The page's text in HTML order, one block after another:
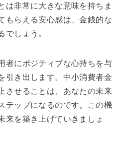
は非常に大きな意味を持ちま
もらえる安心感は、金銭的な
でしょう。
者にポジティブな心持ちを与
引き出します。中小消費者金
させることは、あなたの未来
テップになるのです。この機
来を築き上げていきましょ